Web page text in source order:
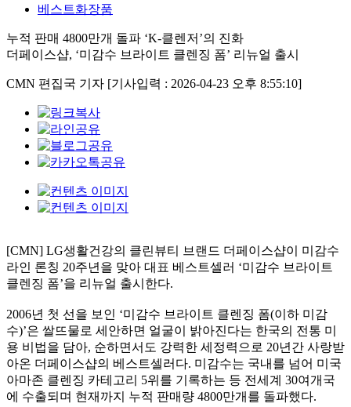
베스트화장품
누적 판매 4800만개 돌파 ‘K-클렌저’의 진화
더페이스샵, ‘미감수 브라이트 클렌징 폼’ 리뉴얼 출시
CMN 편집국 기자 [기사입력 : 2026-04-23 오후 8:55:10]
[CMN] LG생활건강의 클린뷰티 브랜드 더페이스샵이 미감수
라인 론칭 20주년을 맞아 대표 베스트셀러 ‘미감수 브라이트
클렌징 폼’을 리뉴얼 출시한다.
2006년 첫 선을 보인 ‘미감수 브라이트 클렌징 폼(이하 미감
수)’은 쌀뜨물로 세안하면 얼굴이 밝아진다는 한국의 전통 미
용 비법을 담아, 순하면서도 강력한 세정력으로 20년간 사랑받
아온 더페이스샵의 베스트셀러다. 미감수는 국내를 넘어 미국
아마존 클렌징 카테고리 5위를 기록하는 등 전세계 30여개국
에 수출되며 현재까지 누적 판매량 4800만개를 돌파했다.